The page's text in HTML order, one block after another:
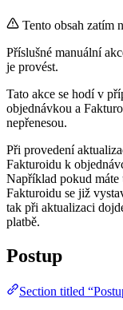
Tento obsah zatím
Příslušné manuální
je provést.
Tato akce se hodí v
objednávkou a
nepřenesou.
Při provedení
Fakturoidu k
Například pokud
Fakturoidu se již
tak při aktualizaci
platbě.
Postup
Section titled